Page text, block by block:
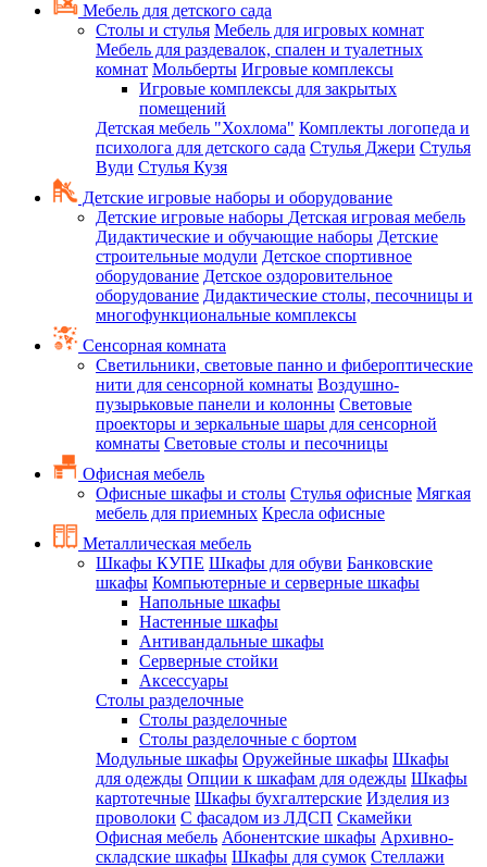
Мебель для детского сада
Столы и стулья Мебель для игровых комнат
Мебель для раздевалок, спален и туалетных
комнат Мольберты Игровые комплексы
Игровые комплексы для закрытых
помещений
Детская мебель "Хохлома" Комплекты логопеда и
психолога для детского сада Стулья Джери Стулья
Вуди Стулья Кузя
Детские игровые наборы и оборудование
Детские игровые наборы Детская игровая мебель
Дидактические и обучающие наборы Детские
строительные модули Детское спортивное
оборудование Детское оздоровительное
оборудование Дидактические столы, песочницы и
многофункциональные комплексы
Сенсорная комната
Светильники, световые панно и фибероптические
нити для сенсорной комнаты Воздушно-
пузырьковые панели и колонны Световые
проекторы и зеркальные шары для сенсорной
комнаты Световые столы и песочницы
Офисная мебель
Офисные шкафы и столы Стулья офисные Мягкая
мебель для приемных Кресла офисные
Металлическая мебель
Шкафы КУПЕ Шкафы для обуви Банковские
шкафы Компьютерные и серверные шкафы
Напольные шкафы
Настенные шкафы
Антивандальные шкафы
Серверные стойки
Аксессуары
Столы разделочные
Столы разделочные
Столы разделочные с бортом
Модульные шкафы Оружейные шкафы Шкафы
для одежды Опции к шкафам для одежды Шкафы
картотечные Шкафы бухгалтерские Изделия из
проволоки С фасадом из ЛДСП Скамейки
Офисная мебель Абонентские шкафы Архивно-
складские шкафы Шкафы для сумок Стеллажи